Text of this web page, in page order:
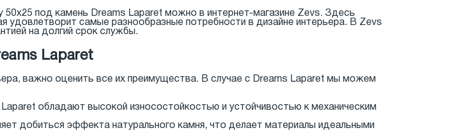
50x25 под камень Dreams Laparet можно в интернет-магазине Zevs. Здесь
удовлетворит самые разнообразные потребности в дизайне интерьера. В Zevs
на долгий срок службы.
Laparet
важно оценить все их преимущества. В случае с Dreams Laparet мы можем
Laparet обладают высокой износостойкостью и устойчивостью к механическим
добиться эффекта натурального камня, что делает материалы идеальными